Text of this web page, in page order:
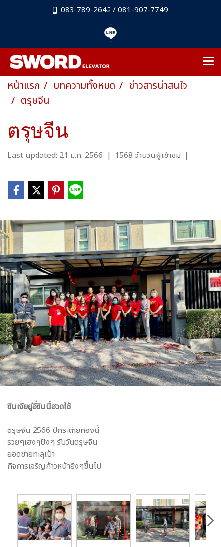
083-789-2642 / 081-907-7749
หน้าแรก บทความทั้งหมด
ข่าวสารน่าสนใจ
ตรุษจีน
ตรุษจีน
Last updated: 21 ม.ค. 2566 | 1568 จำนวนผู้เข้าชม |
ซินเจียยู่อี่ซินนี้ฮวดไช้
ตรุษจีน 2566 ปีกระต่ายทองนี้
รวยๆเฮงๆปังๆ รับวันตรุษจีน
ยอดขายทะลุเป้า
กิจการเจริญก้าวหน้ายิ่งๆขึ้นไป